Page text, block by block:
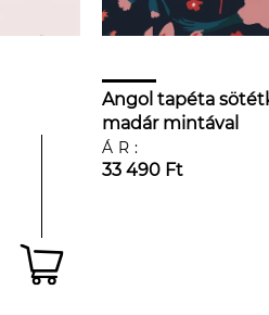
Angol tapéta
madár mintával
ÁR:
33 490 Ft